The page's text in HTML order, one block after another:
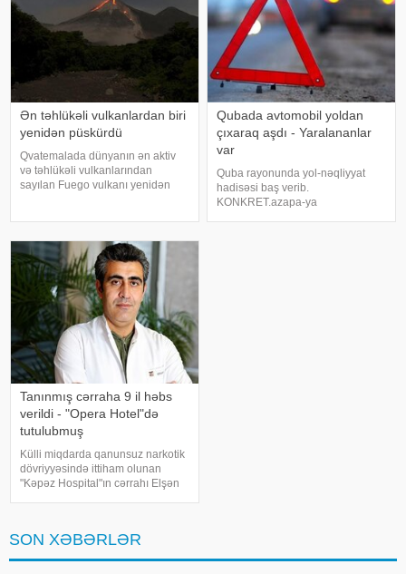
Ən təhlükəli vulkanlardan biri
yenidən püskürdü
Qvatemalada dünyanın ən aktiv
və təhlükəli vulkanlarından
sayılan Fuego vulkanı yenidən
elan olunub, vulkanın yaxınlığında
yaşayan sakinləri
Qubada avtomobil yoldan
çıxaraq aşdı - Yaralananlar
var
Quba rayonunda yol-nəqliyyat
hadisəsi baş verib.
KONKRET.azapa-ya
Tanınmış cərraha 9 il həbs
verildi - "Opera Hotel"də
tutulubmuş
Külli miqdarda qanunsuz narkotik
dövriyyəsində ittiham olunan
"Kəpəz Hospital"ın cərrahı Elşən
istinadən xəbər verir ki,
SON XƏBƏRLƏR